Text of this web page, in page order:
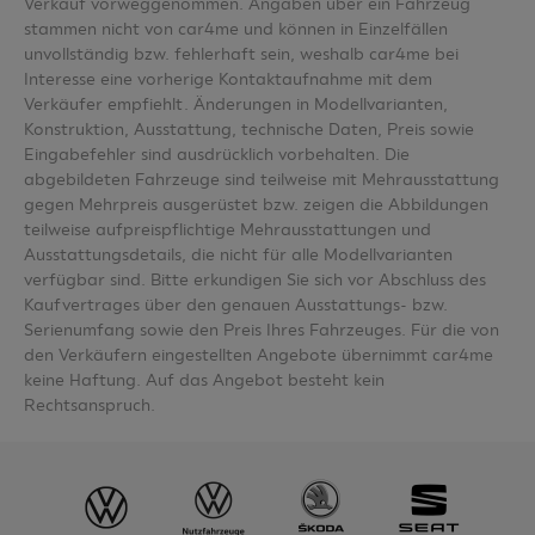
Verkauf vorweggenommen. Angaben über ein Fahrzeug
stammen nicht von car4me und können in Einzelfällen
unvollständig bzw. fehlerhaft sein, weshalb car4me bei
Interesse eine vorherige Kontaktaufnahme mit dem
Verkäufer empfiehlt. Änderungen in Modellvarianten,
Konstruktion, Ausstattung, technische Daten, Preis sowie
Eingabefehler sind ausdrücklich vorbehalten. Die
abgebildeten Fahrzeuge sind teilweise mit Mehrausstattung
gegen Mehrpreis ausgerüstet bzw. zeigen die Abbildungen
teilweise aufpreispflichtige Mehrausstattungen und
Ausstattungsdetails, die nicht für alle Modellvarianten
verfügbar sind. Bitte erkundigen Sie sich vor Abschluss des
Kaufvertrages über den genauen Ausstattungs- bzw.
Serienumfang sowie den Preis Ihres Fahrzeuges. Für die von
den Verkäufern eingestellten Angebote übernimmt car4me
keine Haftung. Auf das Angebot besteht kein
Rechtsanspruch.